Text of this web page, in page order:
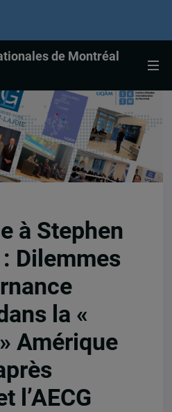
de Montréal
à Stephen
Dilemmes
la «
Amérique
l’AECG